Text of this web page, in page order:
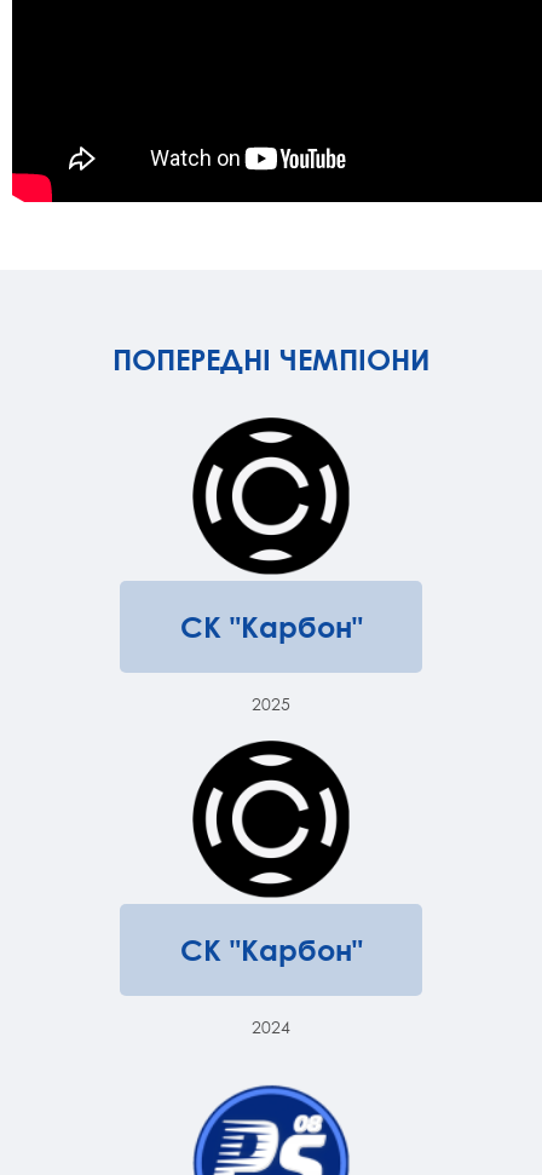
ПОПЕРЕДНІ ЧЕМПІОНИ
СК "Карбон"
2025
СК "Карбон"
2024